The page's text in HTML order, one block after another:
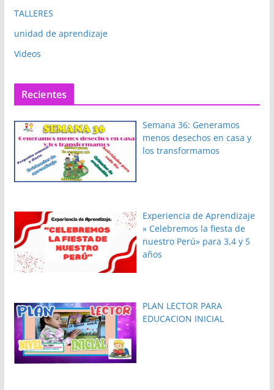
TALLERES
unidad de aprendizaje
Videos
Recientes
Semana 36: Generamos
menos desechos en casa y
los transformamos
Experiencia de Aprendizaje
» Celebremos la fiesta de
nuestro Perú» para 3,4 y 5
años
PLAN LECTOR PARA
EDUCACION INICIAL